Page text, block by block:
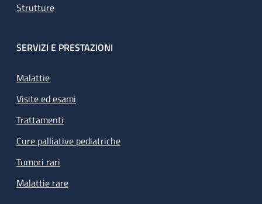
Strutture
SERVIZI E PRESTAZIONI
Malattie
Visite ed esami
Trattamenti
Cure palliative pediatriche
Tumori rari
Malattie rare